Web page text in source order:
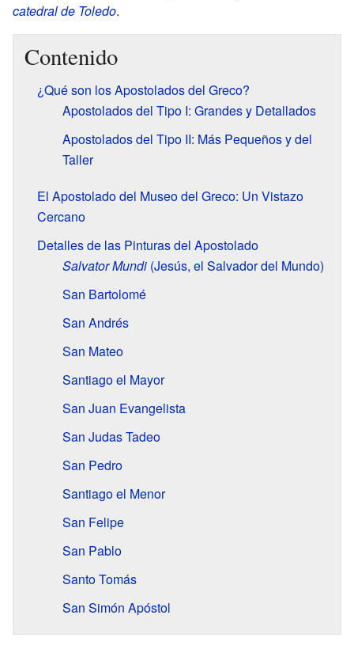
catedral de Toledo.
Contenido
¿Qué son los Apostolados del Greco?
Apostolados del Tipo I: Grandes y Detallados
Apostolados del Tipo II: Más Pequeños y del
Taller
El Apostolado del Museo del Greco: Un Vistazo
Cercano
Detalles de las Pinturas del Apostolado
Salvator Mundi (Jesús, el Salvador del Mundo)
San Bartolomé
San Andrés
San Mateo
Santiago el Mayor
San Juan Evangelista
San Judas Tadeo
San Pedro
Santiago el Menor
San Felipe
San Pablo
Santo Tomás
San Simón Apóstol